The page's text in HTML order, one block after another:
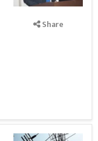
Share